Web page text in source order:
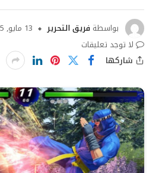
بواسطة فريق التحرير 13 مايو, 2025
لا توجد تعليقات
شاركها